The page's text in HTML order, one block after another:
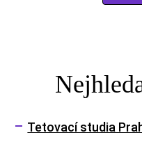
Tetovací studia